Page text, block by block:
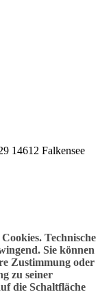
14612 Falkensee
Technische
Sie können
Zustimmung oder
zu seiner
die Schaltfläche